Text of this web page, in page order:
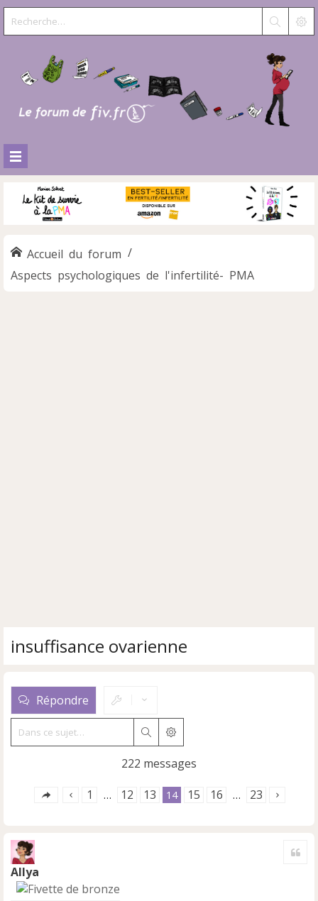
Accueil du forum
Aspects psychologiques de l'infertilité- PMA
insuffisance ovarienne
Répondre
RechercherRecherche avancée
222 messages
1 … 12 13 14 15 16 … 23
Allya